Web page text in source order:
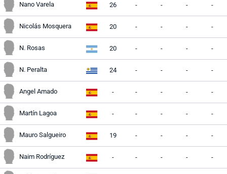
Nano Varela 26 - - - -
Nicolás Mosquera 20 - - - -
N. Rosas 20 - - - -
N. Peralta 24 - - - -
Angel Amado - - - - -
Martín Lagoa - - - - -
Mauro Salgueiro 19 - - - -
Naim Rodríguez - - - - -